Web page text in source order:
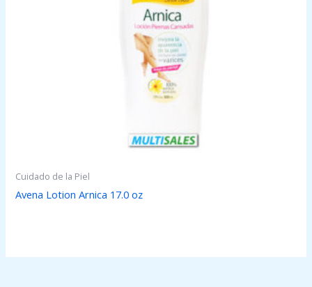
Cuidado de la Piel
Avena Lotion Arnica 17.0 oz